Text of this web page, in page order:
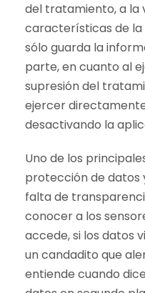
del tratamiento, a la
características de la
sólo guarda la
parte, en cuanto al
supresión del
ejercer
desactivando la
Uno de los
protección de datos
falta de
conocer a los
accede, si los datos
un candadito que
entiende cuando